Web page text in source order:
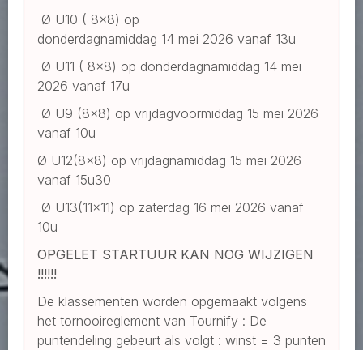
Ø U10 ( 8x8) op
donderdagnamiddag 14 mei 2026 vanaf 13u
Ø U11 ( 8x8) op donderdagnamiddag 14 mei
2026 vanaf 17u
Ø U9 (8x8) op vrijdagvoormiddag 15 mei 2026
vanaf 10u
Ø U12(8x8) op vrijdagnamiddag 15 mei 2026
vanaf 15u30
Ø U13(11x11) op zaterdag 16 mei 2026 vanaf
10u
OPGELET STARTUUR KAN NOG WIJZIGEN
!!!!!!
De klassementen worden opgemaakt volgens
het tornooireglement van Tournify : De
puntendeling gebeurt als volgt : winst = 3 punten